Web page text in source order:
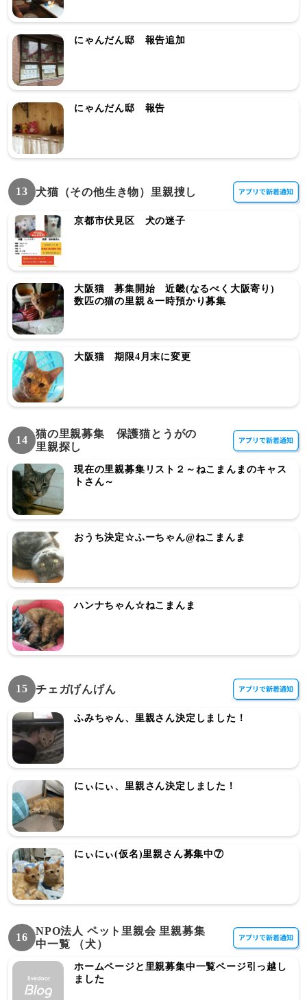
にゃんだん邸 報告追加
にゃんだん邸 報告
13 犬猫（その他生き物）里親捜し
京都市伏見区 犬の迷子
大阪猫 募集開始 近畿(なるべく大阪寄り)
数匹の猫の里親＆一時預かり募集
大阪猫 期限4月末に変更
14
猫の里親募集 保護猫とうがの
里親探し
現在の里親募集リスト２～ねこまんまのキャス
トさん～
おうち決定☆ふーちゃん@ねこまんま
ハンナちゃん☆ねこまんま
15 チェガげんげん
ふみちゃん、里親さん決定しました！
にぃにぃ、里親さん決定しました！
にぃにぃ(仮名)里親さん募集中⑦
16
NPO法人 ペット里親会 里親募集
中一覧 （犬）
ホームページと里親募集中一覧ページ引っ越し
ました